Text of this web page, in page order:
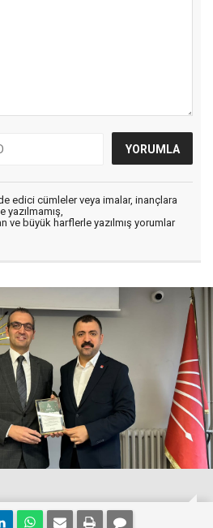
edici cümleler veya imalar, inançlara
yazılmamış,
ve büyük harflerle yazılmış yorumlar